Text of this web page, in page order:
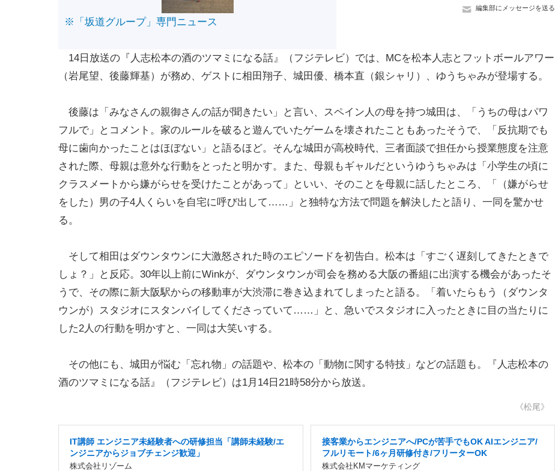
編集部にメッセージを送る
※「坂道グループ」専門ニュース
14日放送の『人志松本の酒のツマミになる話』（フジテレビ）では、MCを松本人志とフットボールアワー
（岩尾望、後藤輝基）が務め、ゲストに相田翔子、城田優、橋本直（銀シャリ）、ゆうちゃみが登場する。
後藤は「みなさんの親御さんの話が聞きたい」と言い、スペイン人の母を持つ城田は、「うちの母はパワ
フルで」とコメント。家のルールを破ると遊んでいたゲームを壊されたこともあったそうで、「反抗期でも
母に歯向かったことはほぼない」と語るほど。そんな城田が高校時代、三者面談で担任から授業態度を注意
された際、母親は意外な行動をとったと明かす。また、母親もギャルだというゆうちゃみは「小学生の頃に
クラスメートから嫌がらせを受けたことがあって」といい、そのことを母親に話したところ、「（嫌がらせ
をした）男の子4人くらいを自宅に呼び出して……」と独特な方法で問題を解決したと語り、一同を驚かせ
る。
そして相田はダウンタウンに大激怒された時のエピソードを初告白。松本は「すごく遅刻してきたときで
しょ？」と反応。30年以上前にWinkが、ダウンタウンが司会を務める大阪の番組に出演する機会があったそ
うで、その際に新大阪駅からの移動車が大渋滞に巻き込まれてしまったと語る。「着いたらもう（ダウンタ
ウンが）スタジオにスタンバイしてくださっていて……」と、急いでスタジオに入ったときに目の当たりに
した2人の行動を明かすと、一同は大笑いする。
その他にも、城田が悩む「忘れ物」の話題や、松本の「動物に関する特技」などの話題も。『人志松本の
酒のツマミになる話』（フジテレビ）は1月14日21時58分から放送。
《松尾》
IT講師 エンジニア未経験者への研修担当「講師未経験/エ
ンジニアからジョブチェンジ歓迎」
株式会社リゾーム
接客業からエンジニアへ/PCが苦手でもOK AIエンジニア/
フルリモート/6ヶ月研修付き/フリーターOK
株式会社KMマーケティング